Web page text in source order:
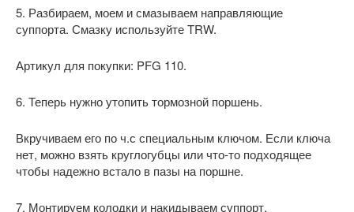
5. Разбираем, моем и смазываем направляющие
суппорта. Смазку используйте TRW.
Артикул для покупки: PFG 110.
6. Теперь нужно утопить тормозной поршень.
Вкручиваем его по ч.с специальным ключом. Если ключа
нет, можно взять круглогубцы или что-то подходящее
чтобы надежно встало в пазы на поршне.
7. Монтируем колодки и накидываем суппорт.